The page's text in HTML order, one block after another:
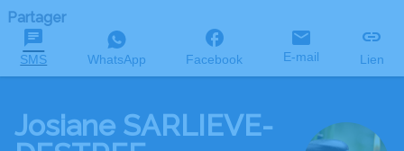
Partager
SMS WhatsApp Facebook E-mail Lien
Josiane SARLIEVE-